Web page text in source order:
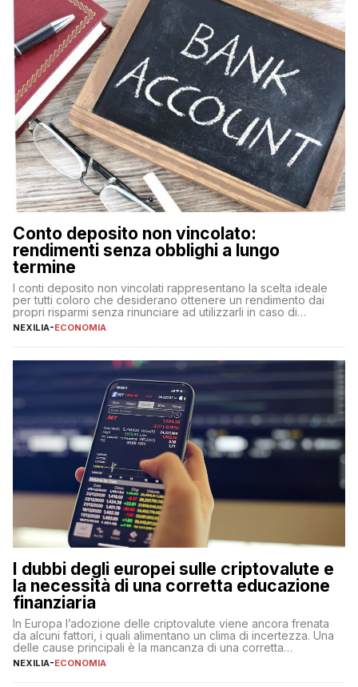
Conto deposito non vincolato:
rendimenti senza obblighi a lungo
termine
I conti deposito non vincolati rappresentano la scelta ideale
per tutti coloro che desiderano ottenere un rendimento dai
propri risparmi senza rinunciare ad utilizzarli in caso di
necessità. A differenza delle forme vincolate tradizionali,
flessibilità e rendimento. Come funzionano […]
NEXILIA-ECONOMIA
I dubbi degli europei sulle criptovalute e
la necessità di una corretta educazione
finanziaria
In Europa l’adozione delle criptovalute viene ancora frenata
da alcuni fattori, i quali alimentano un clima di incertezza. Una
delle cause principali è la mancanza di una corretta
educazione finanziaria, che impedisce ad una larga parte della
NEXILIA-ECONOMIA